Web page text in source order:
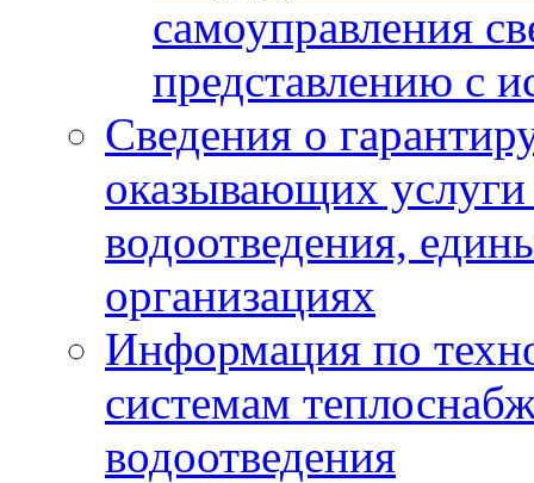
самоуправления
представлению с
Сведения о
оказывающих
водоотведения,
организациях
Информация по
системам
водоотведения